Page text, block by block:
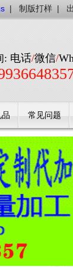
| 制版打样 |
: 电话/微信/
品 常见问题